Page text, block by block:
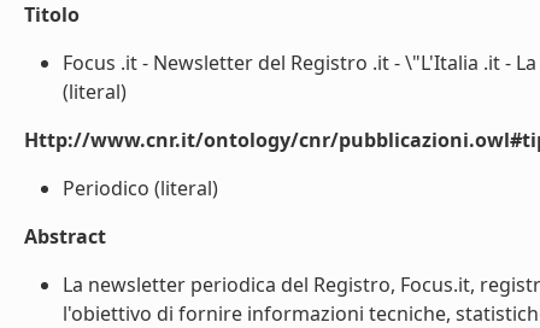
Titolo
Focus .it - Newsletter del Registro .it - \"L'Italia .it -
(literal)
Http://www.cnr.it/ontology/cnr/
Periodico (literal)
Abstract
La newsletter periodica del Registro, Focus.it,
l'obiettivo di fornire informazioni tecniche,